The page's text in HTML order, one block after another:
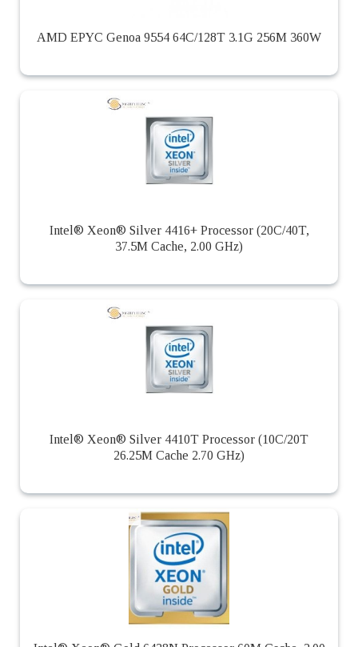
AMD EPYC Genoa 9554 64C/128T 3.1G 256M 360W
Intel® Xeon® Silver 4416+ Processor (20C/40T,
37.5M Cache, 2.00 GHz)
Intel® Xeon® Silver 4410T Processor (10C/20T
26.25M Cache 2.70 GHz)